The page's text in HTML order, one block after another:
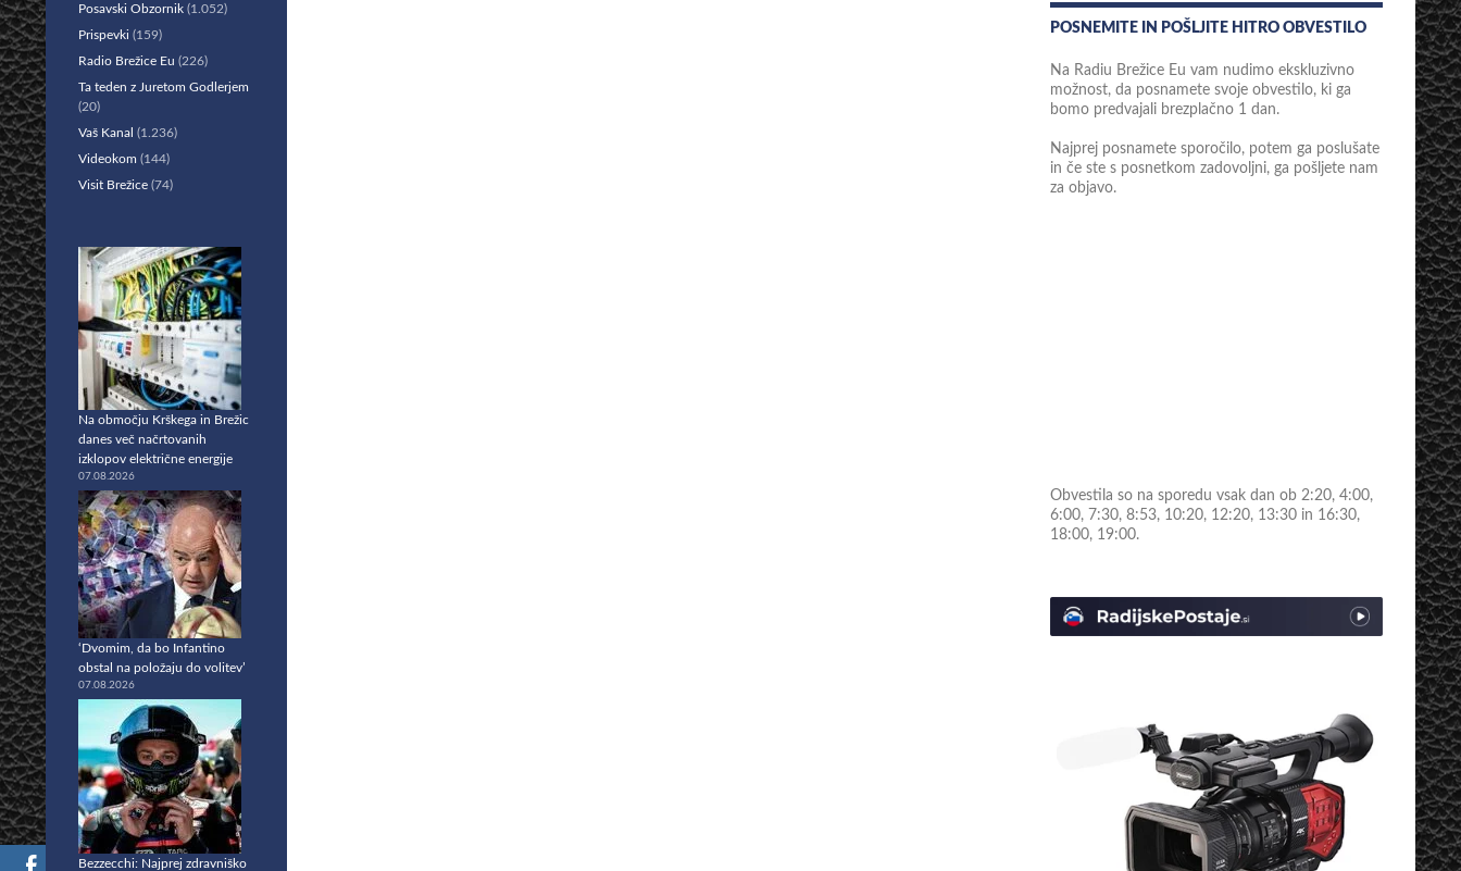
POSNEMITE IN POŠLJITE HITRO OBVESTILO
Na Radiu Brežice Eu vam nudimo ekskluzivno
možnost, da posnamete svoje obvestilo, ki ga
bomo predvajali brezplačno 1 dan.
Najprej posnamete sporočilo, potem ga poslušate
in če ste s posnetkom zadovoljni, ga pošljete nam
za objavo.
Obvestila so na sporedu vsak dan ob 2:20, 4:00,
6:00, 7:30, 8:53, 10:20, 12:20, 13:30 in 16:30,
18:00, 19:00.
Posavski Obzornik (1.052)
Prispevki (159)
Radio Brežice Eu (226)
Ta teden z Juretom Godlerjem
(20)
Vaš Kanal (1.236)
Videokom (144)
Visit Brežice (74)
Na območju Krškega in Brežic
danes več načrtovanih
izklopov električne energije
07.08.2026
‘Dvomim, da bo Infantino
obstal na položaju do volitev’
07.08.2026
Bezzecchi: Najprej zdravniško